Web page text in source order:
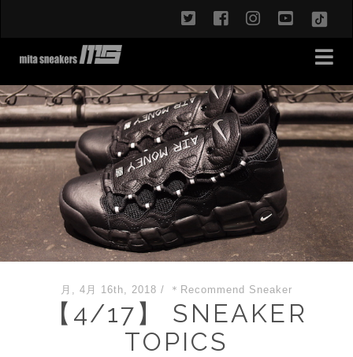
twitterfacebookinstagram
月, 4月 16th, 2018 / ＊Recommend Sneaker
【4/17】 SNEAKER
TOPICS